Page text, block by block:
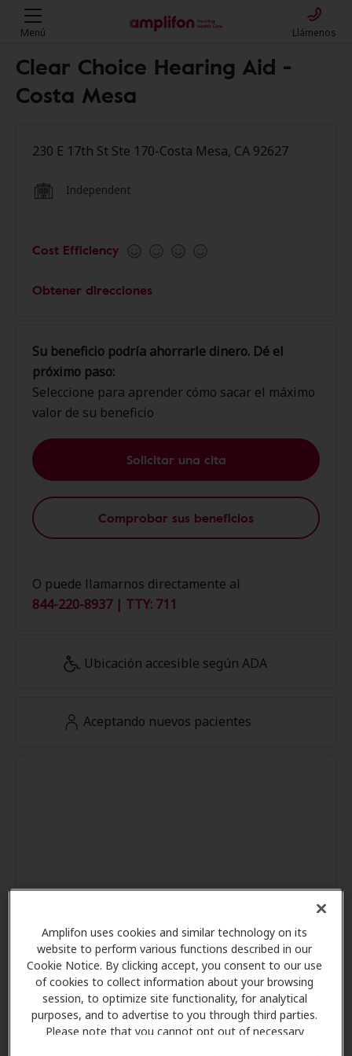
Amplifon uses cookies and similar technology on its
website to perform various functions described in our
Cookie Notice. By clicking accept, you consent to our use
of cookies to collect information about your browsing
session, to optimize site functionality, for analytical
purposes, and to advertise to you through third parties.
Please note that you cannot opt out of necessary
Menú Llámenos
Clear Choice Hearing Aid -
Costa Mesa
230 E 17th St Ste 170-Costa Mesa, CA 92627
Independent
Cost Efficiency
Obtener direcciones
Su beneficio podría ahorrarle dinero. Dé el
próximo paso:
Seleccione para aprender cómo sacar el máximo
valor de su beneficio
Solicitar una cita
Comprobar sus beneficios
O puede llamarnos directamente al
844-220-8937 | TTY: 711
Ubicación accesible según ADA
Aceptando nuevos pacientes